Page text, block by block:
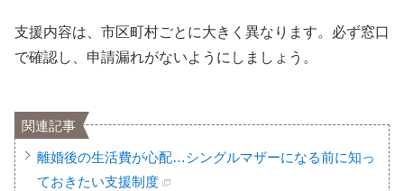
支援内容は、市区町村ごとに大きく異なります。必ず窓口
で確認し、申請漏れがないようにしましょう。
関連記事
離婚後の生活費が心配…シングルマザーになる前に知っ
ておきたい支援制度